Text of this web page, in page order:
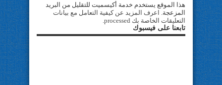
هذا الموقع يستخدم خدمة أكيسميت للتقليل من البريد
المزعجة. اعرف المزيد عن كيفية التعامل مع بيانات
التعليقات الخاصة بك processed
.
تابعنا على فيسبوك